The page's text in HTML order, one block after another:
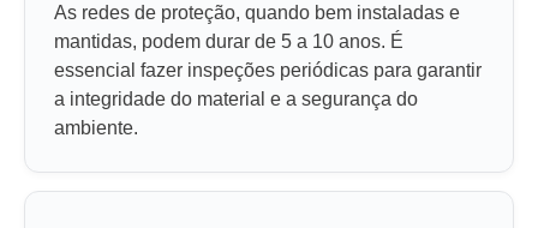
As redes de proteção, quando bem instaladas e
mantidas, podem durar de 5 a 10 anos. É
essencial fazer inspeções periódicas para garantir
a integridade do material e a segurança do
ambiente.